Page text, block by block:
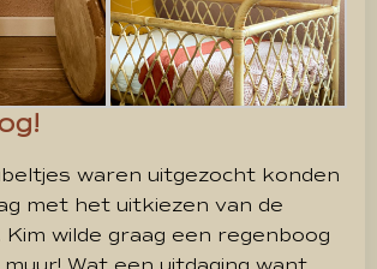
waren uitgezocht konden
met het uitkiezen van de
wilde graag een regenboog